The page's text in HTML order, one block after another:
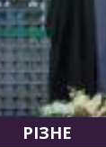
РІЗНЕ